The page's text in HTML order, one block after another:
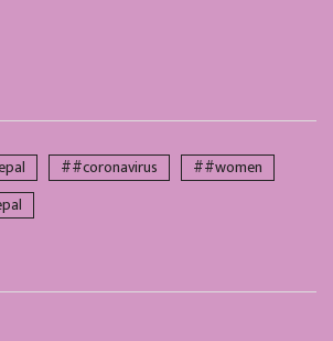
##coronavirus
##women